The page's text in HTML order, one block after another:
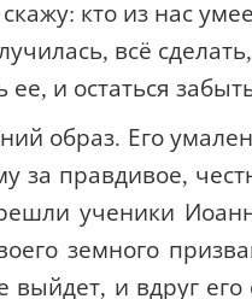
кто из нас
всё
ее, и остаться
образ. Его
за правдивое,
ученики
земного
и вдруг